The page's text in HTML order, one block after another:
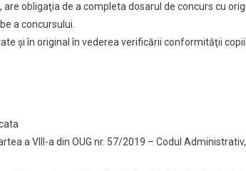
obligaţia de a completa dosarul de concurs cu
a concursului.
şi în original în vederea verificării conformităţii
a VIII-a din OUG nr. 57/2019 – Codul